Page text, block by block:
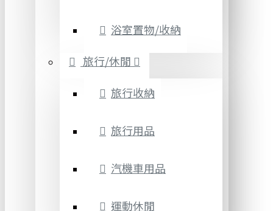
浴室置物/收納
旅行/休閒
旅行收納
旅行用品
汽機車用品
運動休閒